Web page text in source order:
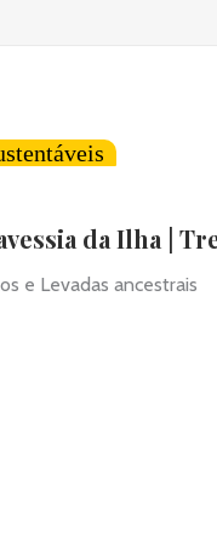
da Ilha |
e Levadas ancestrais